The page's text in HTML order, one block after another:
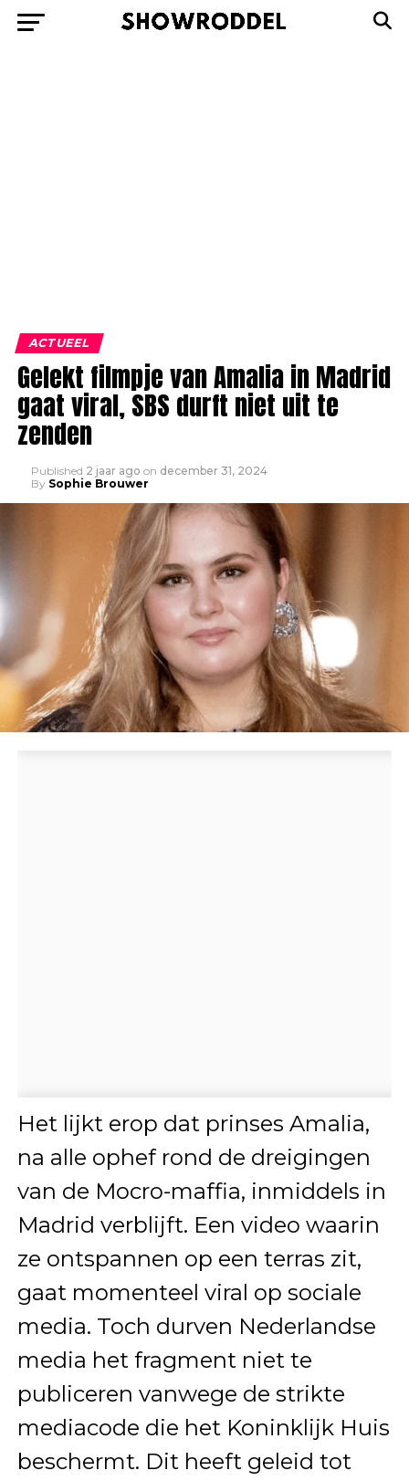
ACTUEEL
Gelekt filmpje van Amalia in Madrid
gaat viral, SBS durft niet uit te
zenden
Published 2 jaar ago on december 31, 2024
By Sophie Brouwer
Het lijkt erop dat prinses Amalia,
na alle ophef rond de dreigingen
van de Mocro-maffia, inmiddels in
Madrid verblijft. Een video waarin
ze ontspannen op een terras zit,
gaat momenteel viral op sociale
media. Toch durven Nederlandse
media het fragment niet te
publiceren vanwege de strikte
mediacode die het Koninklijk Huis
beschermt. Dit heeft geleid tot